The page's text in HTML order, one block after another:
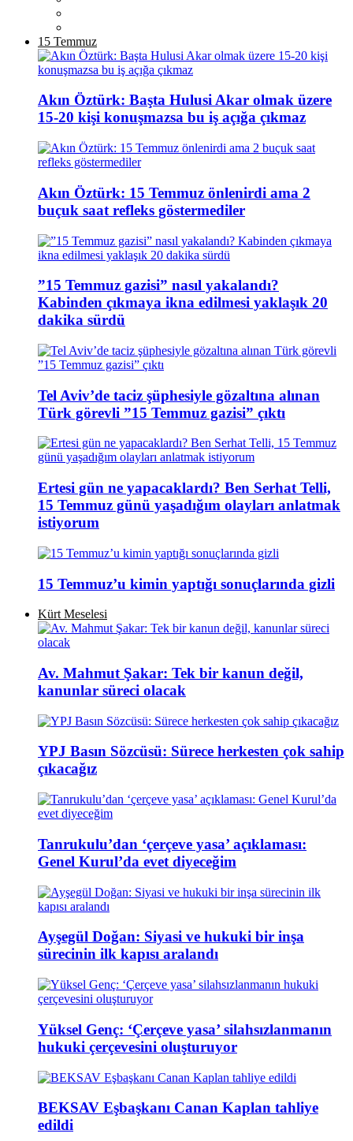
15 Temmuz
Akın Öztürk: Başta Hulusi Akar olmak üzere
15-20 kişi konuşmazsa bu iş açığa çıkmaz
Akın Öztürk: 15 Temmuz önlenirdi ama 2
buçuk saat refleks göstermediler
”15 Temmuz gazisi” nasıl yakalandı?
Kabinden çıkmaya ikna edilmesi yaklaşık 20
dakika sürdü
Tel Aviv’de taciz şüphesiyle gözaltına alınan
Türk görevli ”15 Temmuz gazisi” çıktı
Ertesi gün ne yapacaklardı? Ben Serhat Telli,
15 Temmuz günü yaşadığım olayları anlatmak
istiyorum
15 Temmuz’u kimin yaptığı sonuçlarında gizli
Kürt Meselesi
Av. Mahmut Şakar: Tek bir kanun değil,
kanunlar süreci olacak
YPJ Basın Sözcüsü: Sürece herkesten çok sahip
çıkacağız
Tanrukulu’dan ‘çerçeve yasa’ açıklaması:
Genel Kurul’da evet diyeceğim
Ayşegül Doğan: Siyasi ve hukuki bir inşa
sürecinin ilk kapısı aralandı
Yüksel Genç: ‘Çerçeve yasa’ silahsızlanmanın
hukuki çerçevesini oluşturuyor
BEKSAV Eşbaşkanı Canan Kaplan tahliye
edildi